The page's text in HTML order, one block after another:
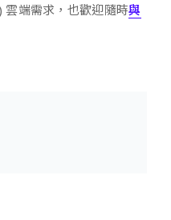
端需求，也歡迎隨時與